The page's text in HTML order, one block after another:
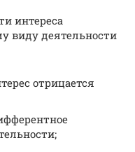
интереса
виду деятельности
отрицается